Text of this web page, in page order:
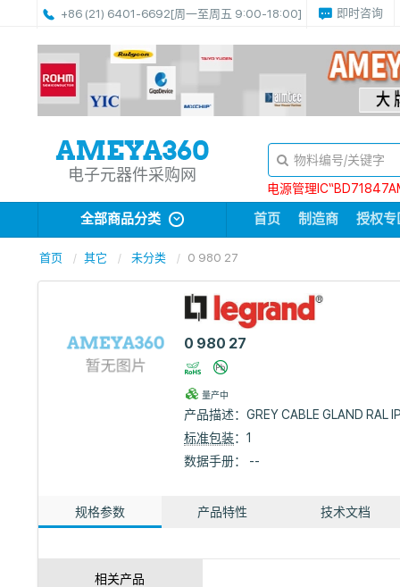
+86 (21) 6401-6692[周一至周五 9:00-18:00] 即时咨询
电子元器件采购网
电源管理
全部商品分类 首页 制造商 授权专
首页 其它 未分类 0 980 27
0 980 27
量产中
产品描述：GREY CABLE GLAND RAL
标准包装：1
数据手册： --
规格参数 产品特性 技术文档
相关产品